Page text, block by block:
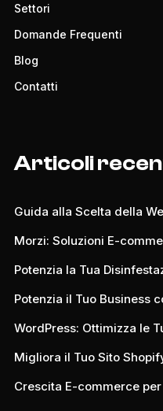
Settori
Domande Frequenti
Blog
Contatti
Articoli
Guida alla Scelta della
Morzi: Soluzioni E-
Potenzia la Tua
Potenzia il Tuo Business
WordPress: Ottimizza le
Migliora il Tuo Sito
Crescita E-commerce